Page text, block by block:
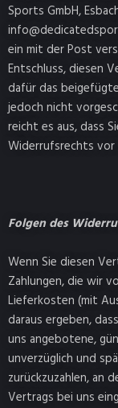
Sports GmbH,
ein mit der Post
Entschluss, diesen
dafür das
jedoch nicht
reicht es aus, dass
Widerrufsrechts
Folgen des
Wenn Sie diesen
Zahlungen, die wir
Lieferkosten (mit
daraus ergeben,
uns angebotene,
unverzüglich und
zurückzuzahlen, an
Vertrags bei uns